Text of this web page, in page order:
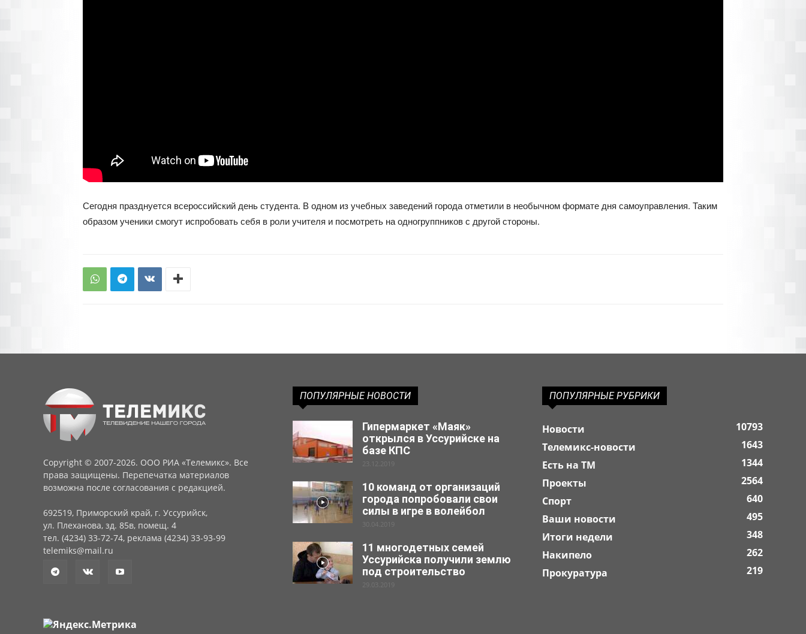
Сегодня празднуется всероссийский день студента. В одном из учебных заведений города отметили в необычном формате дня самоуправления. Таким
образом ученики смогут испробовать себя в роли учителя и посмотреть на одногруппников с другой стороны.
Copyright © 2007-2026. ООО РИА «Телемикс». Все
права защищены. Перепечатка материалов
возможна после согласования с редакцией.
692519, Приморский край, г. Уссурийск,
ул. Плеханова, зд. 85в, помещ. 4
тел. (4234) 33-72-74, реклама (4234) 33-93-99
telemiks@mail.ru
ПОПУЛЯРНЫЕ НОВОСТИ
Гипермаркет «Маяк»
открылся в Уссурийске на
базе КПС
23.12.2019
10 команд от организаций
города попробовали свои
силы в игре в волейбол
30.04.2019
11 многодетных семей
Уссурийска получили землю
под строительство
29.03.2019
ПОПУЛЯРНЫЕ РУБРИКИ
Новости
10793
Телемикс-новости
1643
Есть на ТМ
1344
Проекты
2564
Спорт
640
Ваши новости
495
Итоги недели
348
Накипело
262
Прокуратура
219